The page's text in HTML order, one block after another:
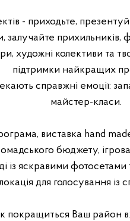
- приходьте,
залучайте
художні колективи та
підтримки найкращих
справжні емоції:
майстер-класи.
виставка hand made
бюджету,
із яскравими
для голосування із
покращиться Ваш район